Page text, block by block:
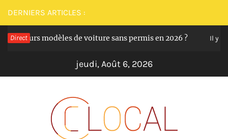
Passer
au
contenu
DERNIERS ARTICLES :
Directmodèles de voiture sans permis en 2026 ? Il y a 12
jeudi, Août 6, 2026